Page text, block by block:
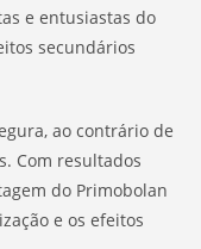
e entusiastas do
secundários
ao contrário de
Com resultados
do Primobolan
e os efeitos